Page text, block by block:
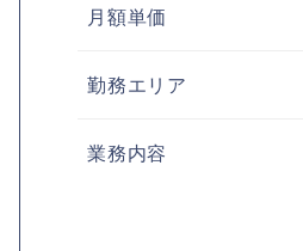
月額単価
勤務エリア
業務内容